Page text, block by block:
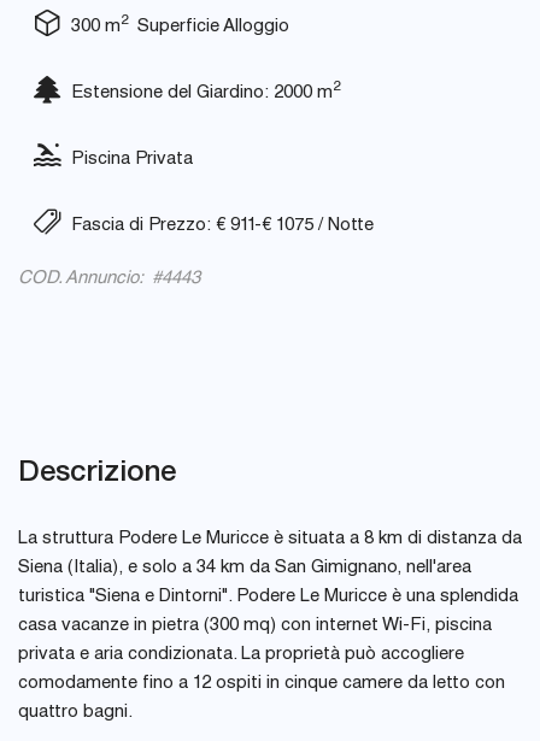
300 m2Superficie Alloggio
Estensione del Giardino: 2000 m2
Piscina Privata
Fascia di Prezzo: € 911-€ 1075 / Notte
COD. Annuncio: #4443
Descrizione
La struttura Podere Le Muricce è situata a 8 km di distanza da
Siena (Italia), e solo a 34 km da San Gimignano, nell'area
turistica "Siena e Dintorni". Podere Le Muricce è una splendida
casa vacanze in pietra (300 mq) con internet Wi-Fi, piscina
privata e aria condizionata. La proprietà può accogliere
comodamente fino a 12 ospiti in cinque camere da letto con
quattro bagni.